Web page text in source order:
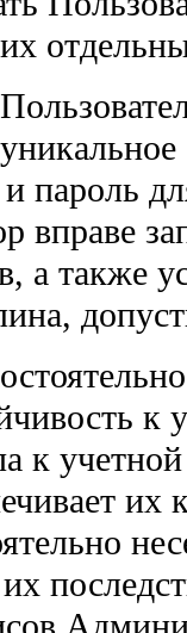
пароль
вправе
а также
к
их